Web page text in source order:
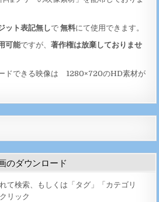
ット表記無しで無料にて使用できます。
可能ですが、著作権は放棄しておりませ
ドできる映像は 1280×720のHD素材が
のダウンロード
て検索、もしくは「タグ」「カテゴリ
リック